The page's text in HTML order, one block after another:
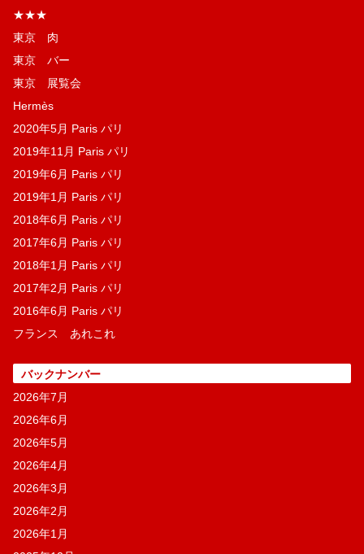
★★★
東京 肉
東京 バー
東京 展覧会
Hermès
2020年5月 Paris パリ
2019年11月 Paris パリ
2019年6月 Paris パリ
2019年1月 Paris パリ
2018年6月 Paris パリ
2017年6月 Paris パリ
2018年1月 Paris パリ
2017年2月 Paris パリ
2016年6月 Paris パリ
フランス あれこれ
バックナンバー
2026年7月
2026年6月
2026年5月
2026年4月
2026年3月
2026年2月
2026年1月